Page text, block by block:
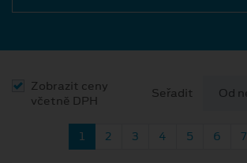
Zobrazit ceny
včetně DPH
Seřadit
1 2 3 4 5 6 7